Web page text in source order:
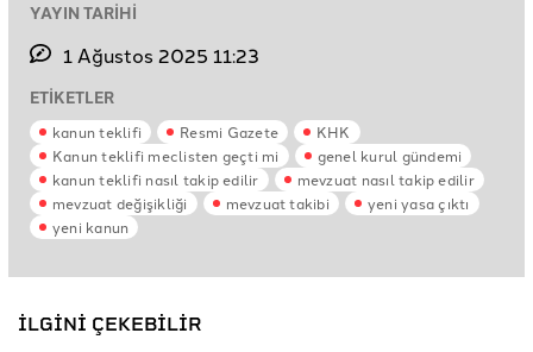
YAYIN TARİHİ
1 Ağustos 2025 11:23
ETİKETLER
kanun teklifi Resmi Gazete
KHK
Kanun teklifi meclisten geçti mi
genel kurul gündemi
kanun teklifi nasıl takip edilir
mevzuat nasıl takip edilir
mevzuat değişikliği
mevzuat takibi
yeni yasa çıktı
yeni kanun
İLGİNİ ÇEKEBİLİR